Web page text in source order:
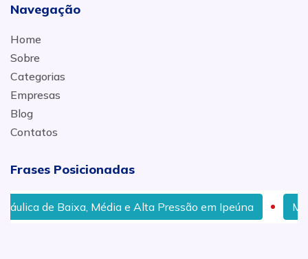
Navegação
Home
Sobre
Categorias
Empresas
Blog
Contatos
Frases Posicionadas
Média e Alta Pressão em Ipeúna Mangueira